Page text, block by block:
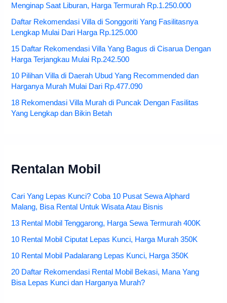
Menginap Saat Liburan, Harga Termurah Rp.1.250.000
Daftar Rekomendasi Villa di Songgoriti Yang Fasilitasnya
Lengkap Mulai Dari Harga Rp.125.000
15 Daftar Rekomendasi Villa Yang Bagus di Cisarua Dengan
Harga Terjangkau Mulai Rp.242.500
10 Pilihan Villa di Daerah Ubud Yang Recommended dan
Harganya Murah Mulai Dari Rp.477.090
18 Rekomendasi Villa Murah di Puncak Dengan Fasilitas
Yang Lengkap dan Bikin Betah
Rentalan Mobil
Cari Yang Lepas Kunci? Coba 10 Pusat Sewa Alphard
Malang, Bisa Rental Untuk Wisata Atau Bisnis
13 Rental Mobil Tenggarong, Harga Sewa Termurah 400K
10 Rental Mobil Ciputat Lepas Kunci, Harga Murah 350K
10 Rental Mobil Padalarang Lepas Kunci, Harga 350K
20 Daftar Rekomendasi Rental Mobil Bekasi, Mana Yang
Bisa Lepas Kunci dan Harganya Murah?